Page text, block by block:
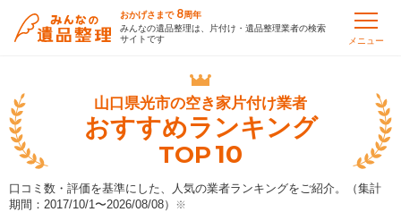
おかげさまで 8周年
みんなの遺品整理は、片付け・遺品整理業者の検索
サイトです
メニュー
山口県光市の空き家片付け業者
おすすめランキング
TOP10
口コミ数・評価を基準にした、人気の業者ランキングをご紹介。（集計
期間：2017/10/1〜2026/08/08） ※